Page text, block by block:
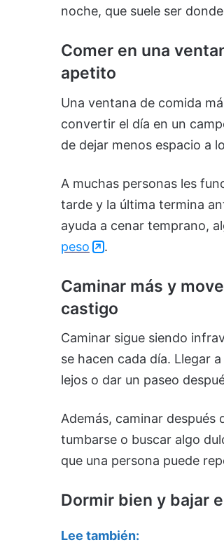
noche, que suele ser
Comer en una
apetito
Una ventana de comida
convertir el día en un
de dejar menos espacio a
A muchas personas les
tarde y la última termina
ayuda a cenar temprano,
peso
.
Caminar más y
castigo
Caminar sigue siendo
se hacen cada día. Llegar
lejos o dar un paseo
Además, caminar después
tumbarse o buscar algo
que una persona puede
Dormir bien y bajar
Lee también: